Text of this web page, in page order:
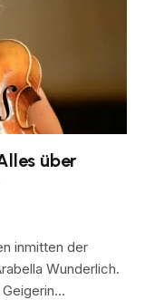
über
inmitten der
Wunderlich.